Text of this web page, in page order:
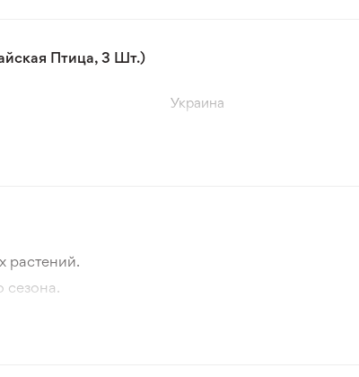
Птица, 3 Шт.)
Украина
растений.
сезона.
товара и реального растения.